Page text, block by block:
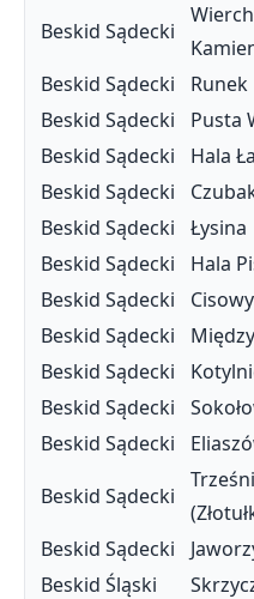
Beskid Sądecki
Beskid Sądecki
Runek
Beskid Sądecki
Pusta
Beskid Sądecki
Hala
Beskid Sądecki
Beskid Sądecki
Łysina
Beskid Sądecki
Hala
Beskid Sądecki
Beskid Sądecki
Beskid Sądecki
Beskid Sądecki
Beskid Sądecki
Beskid Sądecki
Beskid Sądecki
Beskid Śląski